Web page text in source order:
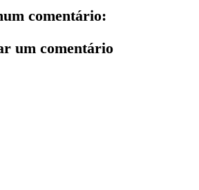
comentário:
um comentário